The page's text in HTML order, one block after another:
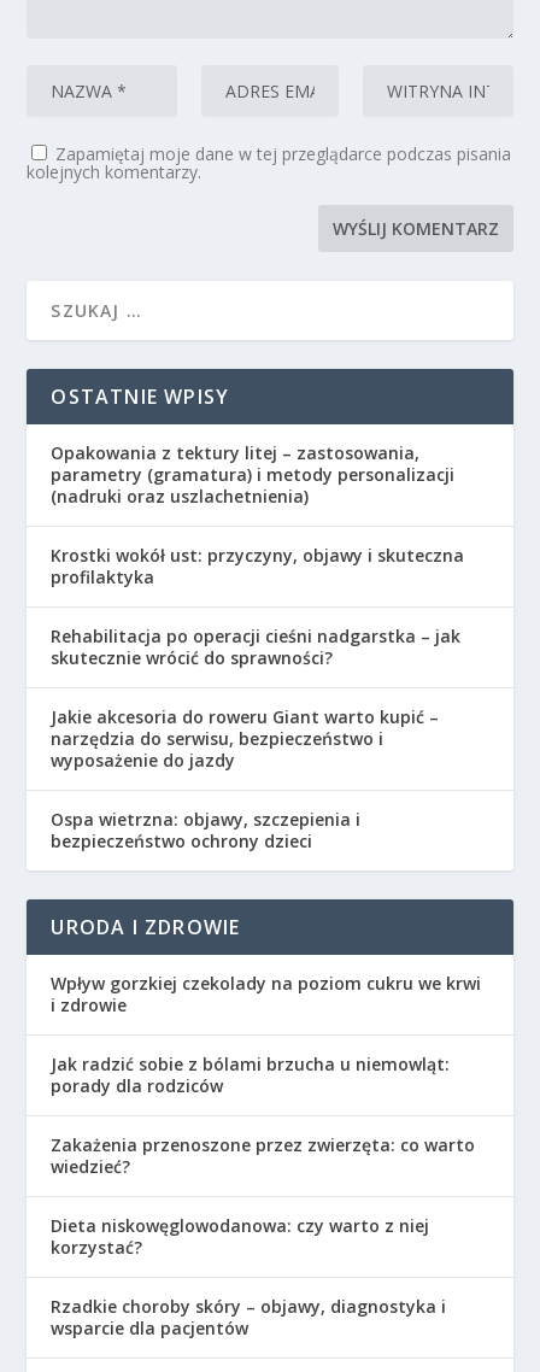
Zapamiętaj moje dane w tej przeglądarce podczas pisania
kolejnych komentarzy.
OSTATNIE WPISY
Opakowania z tektury litej – zastosowania,
parametry (gramatura) i metody personalizacji
(nadruki oraz uszlachetnienia)
Krostki wokół ust: przyczyny, objawy i skuteczna
profilaktyka
Rehabilitacja po operacji cieśni nadgarstka – jak
skutecznie wrócić do sprawności?
Jakie akcesoria do roweru Giant warto kupić –
narzędzia do serwisu, bezpieczeństwo i
wyposażenie do jazdy
Ospa wietrzna: objawy, szczepienia i
bezpieczeństwo ochrony dzieci
URODA I ZDROWIE
Wpływ gorzkiej czekolady na poziom cukru we krwi
i zdrowie
Jak radzić sobie z bólami brzucha u niemowląt:
porady dla rodziców
Zakażenia przenoszone przez zwierzęta: co warto
wiedzieć?
Dieta niskowęglowodanowa: czy warto z niej
korzystać?
Rzadkie choroby skóry – objawy, diagnostyka i
wsparcie dla pacjentów